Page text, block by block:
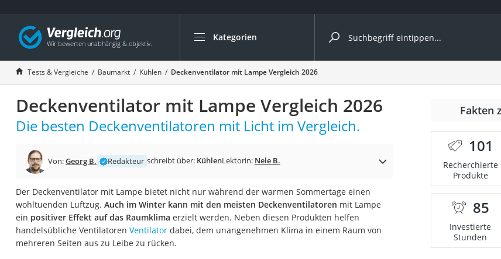
Kategorien
Die beliebtesten Vergleiche nach Kategorie
Baumarkt
Tresor feuerfest
Makita-Akku-Rasenmäher
Kappsäge
Akku-Rasentrimmer
Split-Klimaanlage 2 Innengeräte
Pelletofen
Bohrmaschine
Tests & Vergleiche Baumarkt Kühlen Deckenventilator mit Lampe Vergleich 2026
Deckenventilator mit Lampe Vergleich 2026
Die besten Deckenventilatoren mit Licht im Vergleich.
Von:Georg B. Redakteur schreibt über: KühlenLektorin: Nele B.
Der Deckenventilator mit Lampe bietet nicht nur während der warmen Sommertage einen
wohltuenden Luftzug. Auch im Winter kann mit den meisten Deckenventilatoren mit Lampe
ein positiver Effekt auf das Raumklima erzielt werden. Neben diesen Produkten helfen
handelsübliche Ventilatoren Ventilatordabei, dem unangenehmen Klima in einem Raum von
mehreren Seiten aus zu Leibe zu rücken.
Fakten
101
Recherchierte
Produkte
85
Investierte
Stunden